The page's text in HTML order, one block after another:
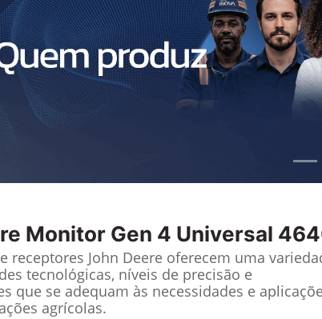
Monitor Gen 4 Universal
receptores John Deere oferecem uma
tecnológicas, níveis de precisão e
que se adequam às necessidades e
agrícolas.